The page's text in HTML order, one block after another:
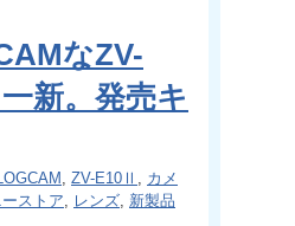
なZV-
新。発売キ
ZV-E10Ⅱ
カメ
ーストア レンズ 新製品